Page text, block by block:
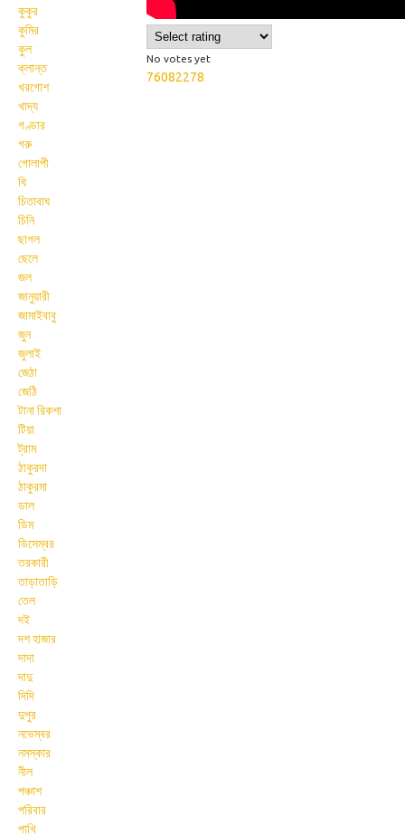
কুকুর
কুমির
কুল
ক্লান্ত
খরগোশ
খাদ্য
গণ্ডার
গরু
গোলাপী
ঘি
চিতাবাঘ
চিনি
ছাগল
ছেলে
জল
জানুয়ারী
জামাইবাবু
জুন
জুলাই
জেঠা
জেঠি
টানা রিকশা
টিয়া
ট্রাম
ঠাকুরদা
ঠাকুরমা
ডাল
ডিম
ডিসেম্বর
তরকারী
তাড়াতাড়ি
তেল
দই
দশ হাজার
দাদা
দাদু
দিদি
দুপুর
নভেম্বর
নমস্কার
নীল
পঞ্চাশ
পরিবার
পাখি
No votes yet
76082278